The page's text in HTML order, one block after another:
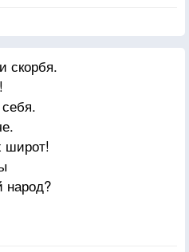
Христа.
скорбя.
широт!
народ?